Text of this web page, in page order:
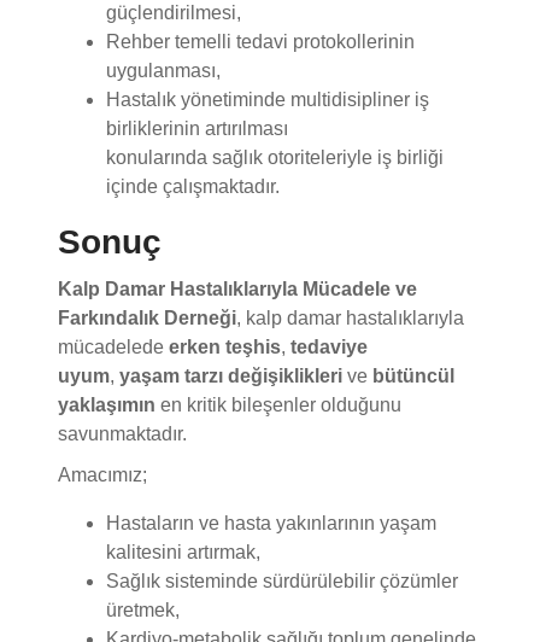
Rehber temelli tedavi protokollerinin
uygulanması,
Hastalık yönetiminde multidisipliner iş
birliklerinin artırılması
konularında sağlık otoriteleriyle iş birliği
içinde çalışmaktadır.
Kalp Damar Hastalıklarıyla Mücadele ve
Farkındalık Derneği, kalp damar hastalıklarıyla
mücadeledeerken teşhis,tedaviye
uyum,yaşam tarzı değişikliklerive
yaklaşımınen kritik bileşenler olduğunu
savunmaktadır.
Amacımız;
kalitesini artırmak,
Sağlık sisteminde sürdürülebilir çözümler
üretmek,
Kardiyo-metabolik sağlığı toplum genelinde